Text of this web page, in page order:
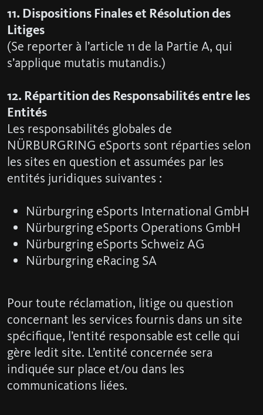
11. Dispositions Finales et Résolution des
Litiges
(Se reporter à l’article 11 de la Partie A, qui
s’applique mutatis mutandis.)
12. Répartition des Responsabilités entre les
Entités
Les responsabilités globales de
NÜRBURGRING eSports sont réparties selon
les sites en question et assumées par les
entités juridiques suivantes :
Nürburgring eSports International GmbH
Nürburgring eSports Operations GmbH
Nürburgring eSports Schweiz AG
Nürburgring eRacing SA
Pour toute réclamation, litige ou question
concernant les services fournis dans un site
spécifique, l’entité responsable est celle qui
gère ledit site. L’entité concernée sera
indiquée sur place et/ou dans les
communications liées.